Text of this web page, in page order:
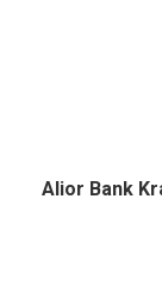
Alior Bank